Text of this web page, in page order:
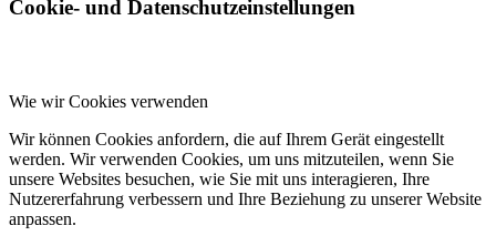
Cookie- und Datenschutzeinstellungen
Wie wir Cookies verwenden
Wir können Cookies anfordern, die auf Ihrem Gerät eingestellt
werden. Wir verwenden Cookies, um uns mitzuteilen, wenn Sie
unsere Websites besuchen, wie Sie mit uns interagieren, Ihre
Nutzererfahrung verbessern und Ihre Beziehung zu unserer Website
anpassen.